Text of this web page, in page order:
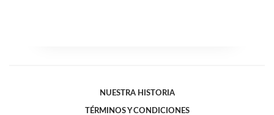
NUESTRA HISTORIA
TÉRMINOS Y CONDICIONES